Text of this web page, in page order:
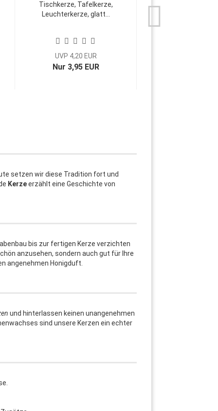
Tischkerze, Tafelkerze,
Leuchterkerze, glatt...
UVP 4,20 EUR
Nur 3,95 EUR
setzen wir diese Tradition fort und
Kerzeerzählt eine Geschichte von
bis zur fertigen Kerze verzichten
anzusehen, sondern auch gut für Ihre
angenehmen Honigduft.
und hinterlassen keinen unangenehmen
sind unsere Kerzen ein echter